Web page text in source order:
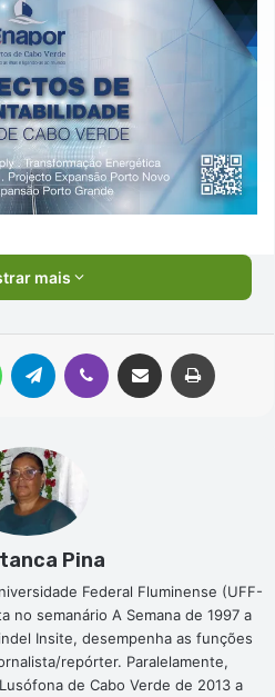
mais
WhatsAppTelegram Viber Compartilhar via e-mail
Pina
Federal Fluminense (UFF-
no semanário A Semana de 1997 a
Insite, desempenha as funções
repórter. Paralelamente,
de Cabo Verde de 2013 a